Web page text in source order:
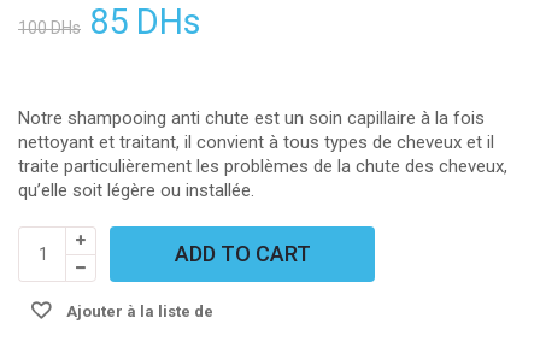
100DHs 85 DHs
Notre shampooing anti chute est un soin capillaire à la fois
nettoyant et traitant, il convient à tous types de cheveux et il
traite particulièrement les problèmes de la chute des cheveux,
qu’elle soit légère ou installée.
FORTICAP
anti
ADD TO CART
Ajouter à la liste de